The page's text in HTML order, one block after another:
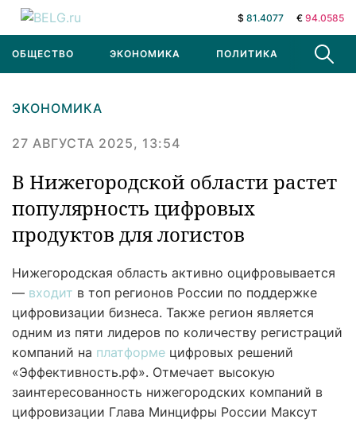
$ 81.4077 € 94.0585
ОБЩЕСТВО ЭКОНОМИКА ПОЛИТИКА В МИРЕ
ЭКОНОМИКА
27 АВГУСТА 2025, 13:54
В Нижегородской области растет
популярность цифровых
продуктов для логистов
Нижегородская область активно оцифровывается
— входит в топ регионов России по поддержке
цифровизации бизнеса. Также регион является
одним из пяти лидеров по количеству регистраций
компаний на платформе цифровых решений
«Эффективность.рф». Отмечает высокую
заинтересованность нижегородских компаний в
цифровизации Глава Минцифры России Максут